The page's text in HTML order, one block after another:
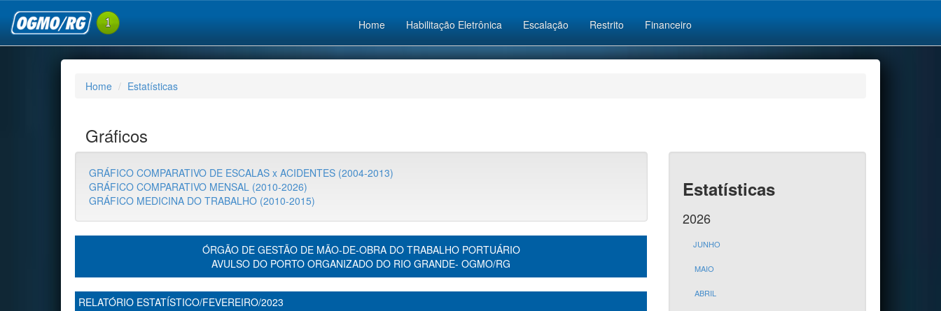
Home Habilitação Eletrônica Escalação Restrito Financeiro
Home Estatísticas
Gráficos
Estatísticas
2026
JUNHO
MAIO
ABRIL
GRÁFICO COMPARATIVO DE ESCALAS x ACIDENTES (2004-2013)
GRÁFICO COMPARATIVO MENSAL (2010-2026)
GRÁFICO MEDICINA DO TRABALHO (2010-2015)
ÓRGÃO DE GESTÃO DE MÃO-DE-OBRA DO TRABALHO PORTUÁRIO
AVULSO DO PORTO ORGANIZADO DO RIO GRANDE- OGMO/RG
RELATÓRIO ESTATÍSTICO/FEVEREIRO/2023